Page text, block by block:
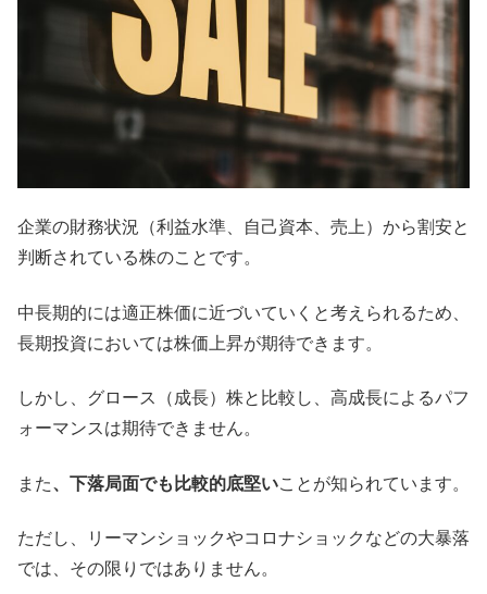
企業の財務状況（利益水準、自己資本、売上）から割安と
判断されている株のことです。
中長期的には適正株価に近づいていくと考えられるため、
長期投資においては株価上昇が期待できます。
しかし、グロース（成長）株と比較し、高成長によるパフ
ォーマンスは期待できません。
また、下落局面でも比較的底堅いことが知られています。
ただし、リーマンショックやコロナショックなどの大暴落
では、その限りではありません。